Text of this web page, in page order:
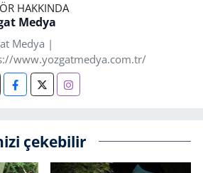
HAKKINDA
Medya
Medya |
www.yozgatmedya.com.tr/
çekebilir